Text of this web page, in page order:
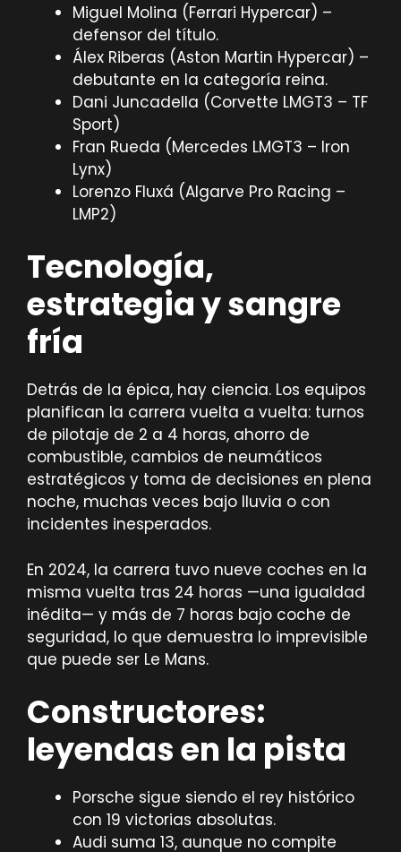
Miguel Molina (Ferrari Hypercar) –
defensor del título.
Álex Riberas (Aston Martin Hypercar) –
debutante en la categoría reina.
Dani Juncadella (Corvette LMGT3 – TF
Sport)
Fran Rueda (Mercedes LMGT3 – Iron
Lynx)
Lorenzo Fluxá (Algarve Pro Racing –
LMP2)
Tecnología,
estrategia y sangre
fría
Detrás de la épica, hay ciencia. Los equipos
planifican la carrera vuelta a vuelta: turnos
de pilotaje de 2 a 4 horas, ahorro de
combustible, cambios de neumáticos
estratégicos y toma de decisiones en plena
noche, muchas veces bajo lluvia o con
incidentes inesperados.
En 2024, la carrera tuvo nueve coches en la
misma vuelta tras 24 horas —una igualdad
inédita— y más de 7 horas bajo coche de
seguridad, lo que demuestra lo imprevisible
que puede ser Le Mans.
Constructores:
leyendas en la pista
Porsche sigue siendo el rey histórico
con 19 victorias absolutas.
Audi suma 13, aunque no compite